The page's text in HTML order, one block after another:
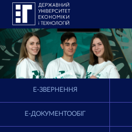
E-ЗВЕРНЕННЯ
Е-ДОКУМЕНТООБІГ